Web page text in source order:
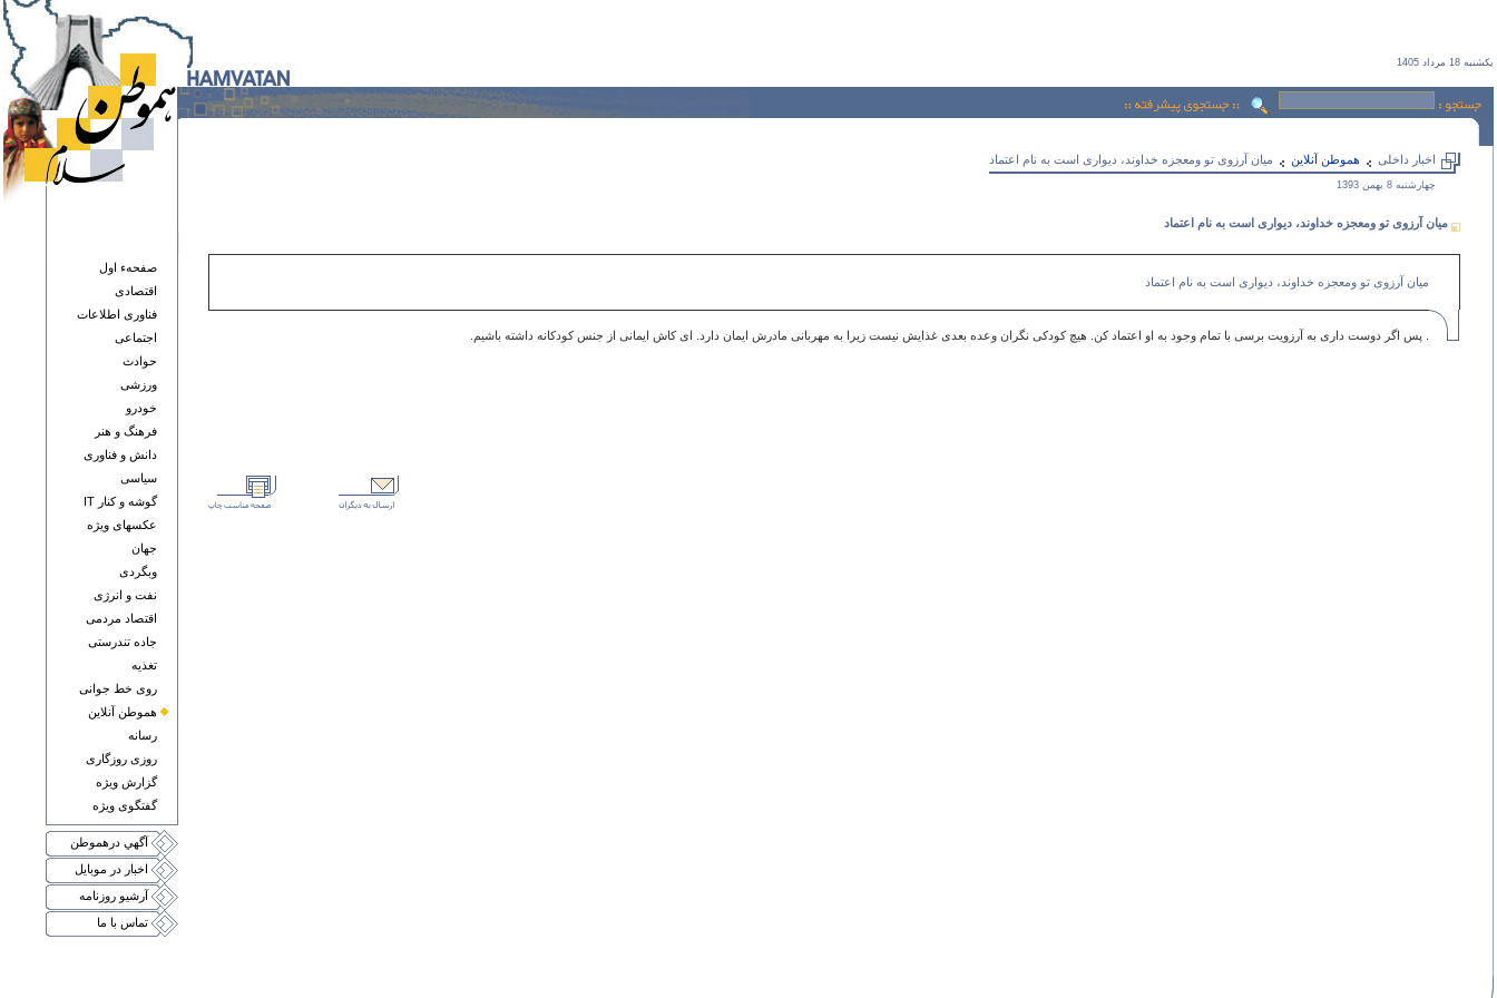
يكشنبه 18 مرداد 1405
صفحهء اول
اقتصادی
فناوری اطلاعات
اجتماعی
حوادث
ورزشی
خودرو
فرهنگ و هنر
دانش و فناوری
سياسی
گوشه و کنار IT
عکسهای ويژه
جهان
وبگردی
نفت و انرژی
اقتصاد مردمی
جاده تندرستی
تغذيه
روی خط جوانی
هموطن آنلاين
رسانه
روزی روزگاری
گزارش ويژه
گفتگوی ويژه
آگهي درهموطن
اخبار در موبايل
آرشيو روزنامه
تماس با ما
اخبار داخلی هموطن آنلاين میان آرزوی تو ومعجزه خداوند، دیواری است به نام اعتماد
چهارشنبه 8 بهمن 1393
میان آرزوی تو ومعجزه خداوند، دیواری است به نام اعتماد
میان آرزوی تو ومعجزه خداوند، دیواری است به نام اعتماد
. پس اگر دوست داری به آرزویت برسی با تمام وجود به او اعتماد کن. هیچ کودکی نگران وعده بعدی غذایش نیست زیرا به مهربانی مادرش ایمان دارد. ای کاش ایمانی از جنس کودکانه داشته باشیم.